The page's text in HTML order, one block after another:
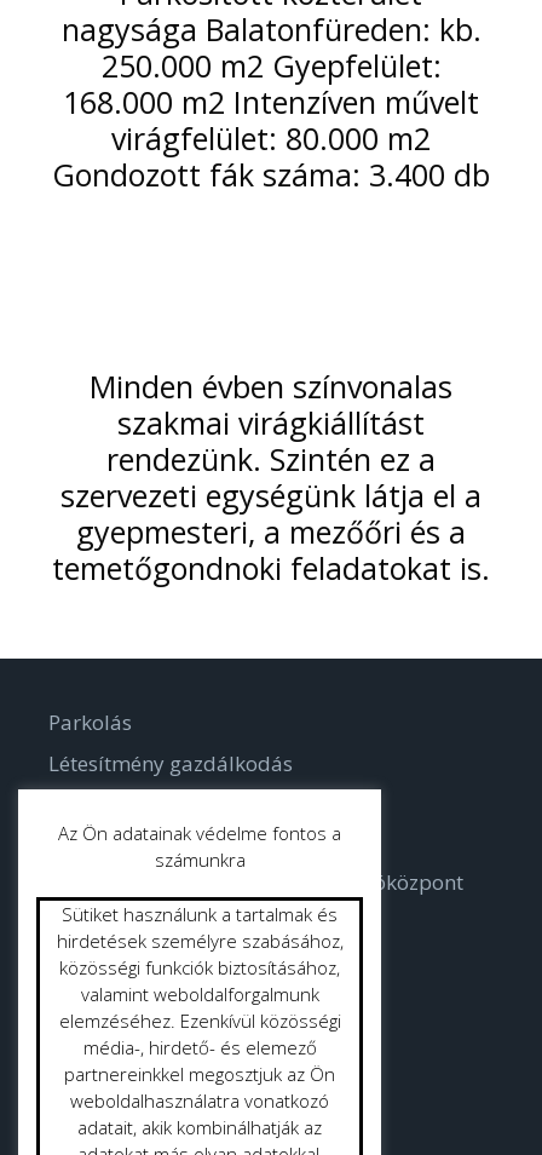
nagysága Balatonfüreden: kb.
250.000 m2 Gyepfelület:
168.000 m2 Intenzíven művelt
virágfelület: 80.000 m2
Gondozott fák száma: 3.400 db
Minden évben színvonalas
szakmai virágkiállítást
rendezünk. Szintén ez a
szervezeti egységünk látja el a
gyepmesteri, a mezőőri és a
temetőgondnoki feladatokat is.
Parkolás
Létesítmény gazdálkodás
Bodorka Balatoni Vízvilág Látogatóközpont
Strandok
Közterület tisztítás
Gyepmester
Vásrácsarnok
Az Ön adatainak védelme fontos a
számunkra
Sütiket használunk a tartalmak és
hirdetések személyre szabásához,
közösségi funkciók biztosításához,
valamint weboldalforgalmunk
elemzéséhez. Ezenkívül közösségi
média-, hirdető- és elemező
partnereinkkel megosztjuk az Ön
weboldalhasználatra vonatkozó
adatait, akik kombinálhatják az